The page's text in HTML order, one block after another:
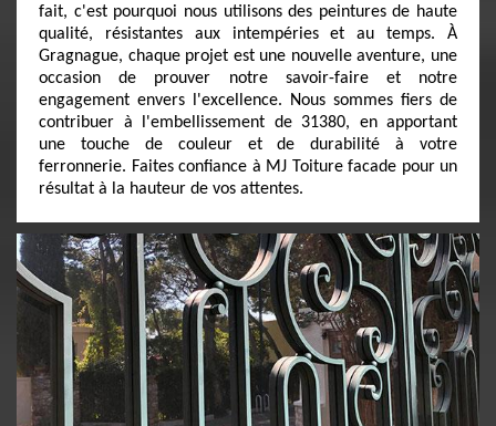
fait, c'est pourquoi nous utilisons des peintures de haute
qualité, résistantes aux intempéries et au temps. À
Gragnague, chaque projet est une nouvelle aventure, une
occasion de prouver notre savoir-faire et notre
engagement envers l'excellence. Nous sommes fiers de
contribuer à l'embellissement de 31380, en apportant
une touche de couleur et de durabilité à votre
ferronnerie. Faites confiance à MJ Toiture facade pour un
résultat à la hauteur de vos attentes.